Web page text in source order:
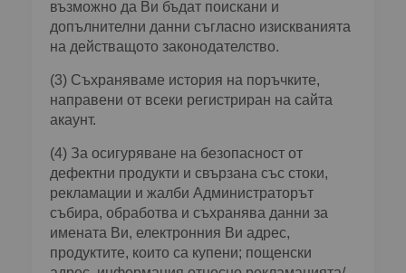
възможно да Ви бъдат поискани и
допълнителни данни съгласно изискванията
на действащото законодателство.
(3) Съхраняваме история на поръчките,
направени от всеки регистриран на сайта
акаунт.
(4) За осигуряване на безопасност от
дефектни продукти и свързана със стоки,
рекламации и жалби Администраторът
събира, обработва и съхранява данни за
имената Ви, електронния Ви адрес,
продуктите, които са купени; пощенски